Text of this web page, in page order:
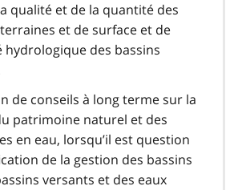
qualité et de la quantité des
et de surface et de
hydrologique des bassins
de conseils à long terme sur la
patrimoine naturel et des
en eau, lorsqu’il est question
de la gestion des bassins
versants et des eaux